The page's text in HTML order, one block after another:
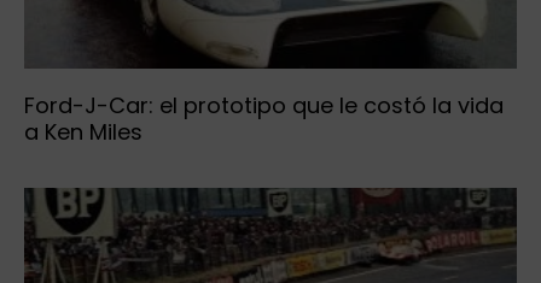
Ford-J-Car: el prototipo que le costó la vida
a Ken Miles